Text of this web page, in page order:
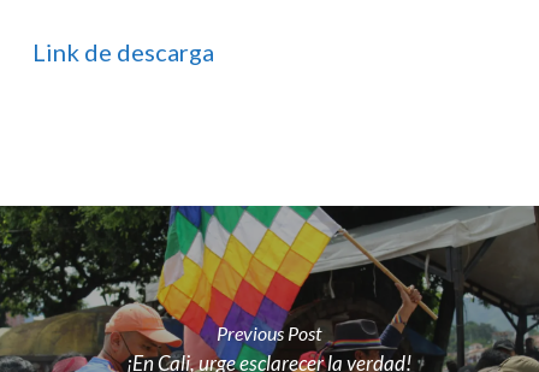
Link de descarga
Previous Post
¡En Cali, urge esclarecer la verdad!